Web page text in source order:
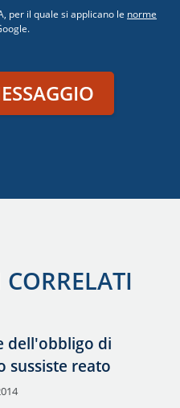
per il quale si applicano le norme
dell'obbligo di
sussiste reato